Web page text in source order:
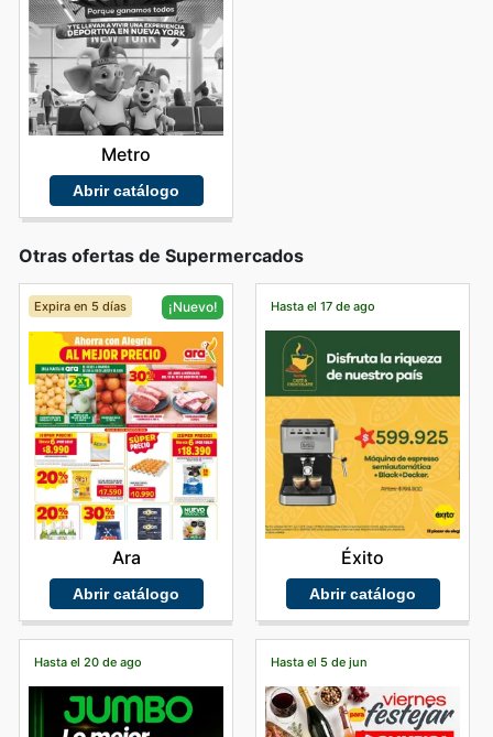
Metro
Abrir catálogo
Otras ofertas de Supermercados
Expira en 5 días ¡Nuevo!
Ara
Abrir catálogo
Hasta el 17 de ago
Éxito
Abrir catálogo
Hasta el 20 de ago Hasta el 5 de jun